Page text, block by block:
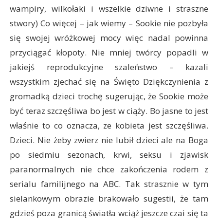
wampiry, wilkołaki i wszelkie dziwne i straszne
stwory) Co więcej – jak wiemy – Sookie nie pozbyła
się swojej wróżkowej mocy więc nadal powinna
przyciągać kłopoty. Nie mniej twórcy popadli w
jakiejś reprodukcyjne szaleństwo – kazali
wszystkim zjechać się na Święto Dziękczynienia z
gromadką dzieci trochę sugerując, że Sookie może
być teraz szczęśliwa bo jest w ciąży. Bo jasne to jest
właśnie to co oznacza, ze kobieta jest szczęśliwa.
Dzieci. Nie żeby zwierz nie lubił dzieci ale na Boga
po siedmiu sezonach, krwi, seksu i zjawisk
paranormalnych nie chce zakończenia rodem z
serialu familijnego na ABC. Tak strasznie w tym
sielankowym obrazie brakowało sugestii, że tam
gdzieś poza granicą światła wciąż jeszcze czai się ta